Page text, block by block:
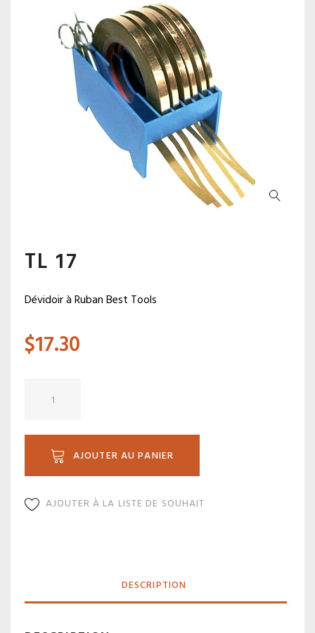
TL 17
Dévidoir à Ruban Best Tools
$17.30
AJOUTER AU PANIER
AJOUTER À LA LISTE DE SOUHAIT
DESCRIPTION